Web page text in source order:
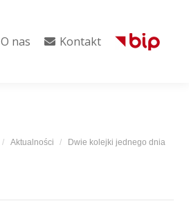
O nas Kontakt
Aktualności Dwie kolejki jednego dnia
O nas Kontakt